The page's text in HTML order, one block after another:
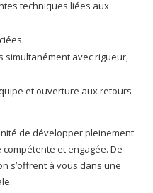
techniques liées aux
simultanément avec rigueur,
et ouverture aux retours
de développer pleinement
et engagée. De
s’offrent à vous dans une